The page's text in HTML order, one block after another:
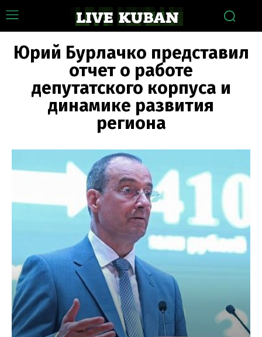
Юрий Бурлачко представил
отчет о работе
депутатского корпуса и
динамике развития
региона